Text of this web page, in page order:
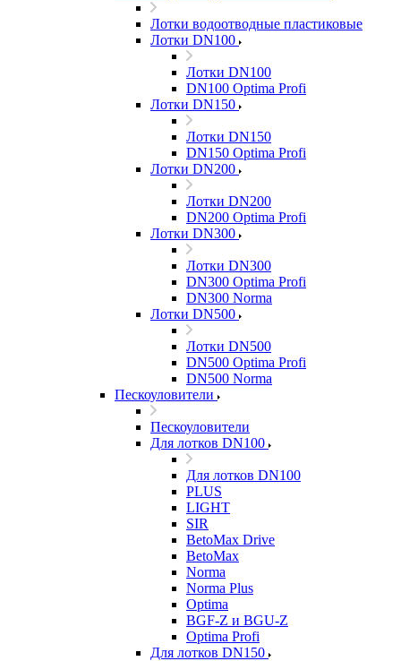
Лотки водоотводные пластиковые
Лотки DN100
Лотки DN100
DN100 Optima Profi
Лотки DN150
Лотки DN150
DN150 Optima Profi
Лотки DN200
Лотки DN200
DN200 Optima Profi
Лотки DN300
Лотки DN300
DN300 Optima Profi
DN300 Norma
Лотки DN500
Лотки DN500
DN500 Optima Profi
DN500 Norma
Пескоуловители
Пескоуловители
Для лотков DN100
Для лотков DN100
PLUS
LIGHT
SIR
BetoMax Drive
BetoMax
Norma
Norma Plus
Optima
BGF-Z и BGU-Z
Optima Profi
Для лотков DN150